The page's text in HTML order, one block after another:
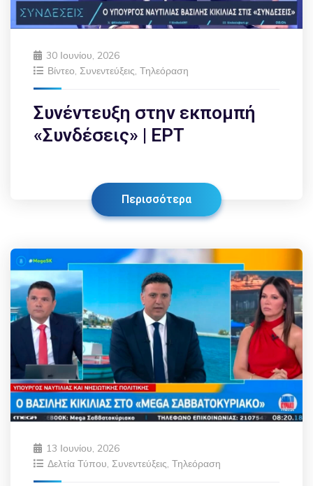
30 Ιουνίου, 2026
Βίντεο, Συνεντεύξεις, Τηλεόραση
Συνέντευξη στην εκπομπή
«Συνδέσεις» | ΕΡΤ
Περισσότερα
13 Ιουνίου, 2026
Δελτία Τύπου, Συνεντεύξεις, Τηλεόραση